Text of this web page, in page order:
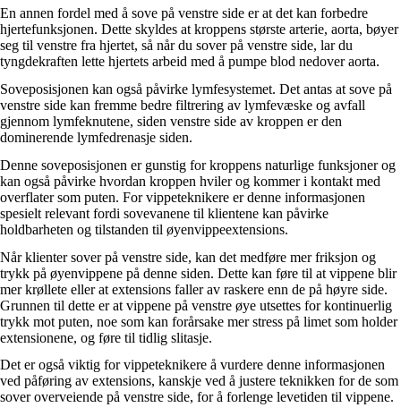
En annen fordel med å sove på venstre side er at det kan forbedre
hjertefunksjonen. Dette skyldes at kroppens største arterie, aorta, bøyer
seg til venstre fra hjertet, så når du sover på venstre side, lar du
tyngdekraften lette hjertets arbeid med å pumpe blod nedover aorta.
Soveposisjonen kan også påvirke lymfesystemet. Det antas at sove på
venstre side kan fremme bedre filtrering av lymfevæske og avfall
gjennom lymfeknutene, siden venstre side av kroppen er den
dominerende lymfedrenasje siden.
Denne soveposisjonen er gunstig for kroppens naturlige funksjoner og
kan også påvirke hvordan kroppen hviler og kommer i kontakt med
overflater som puten. For vippeteknikere er denne informasjonen
spesielt relevant fordi sovevanene til klientene kan påvirke
holdbarheten og tilstanden til øyenvippeextensions.
Når klienter sover på venstre side, kan det medføre mer friksjon og
trykk på øyenvippene på denne siden. Dette kan føre til at vippene blir
mer krøllete eller at extensions faller av raskere enn de på høyre side.
Grunnen til dette er at vippene på venstre øye utsettes for kontinuerlig
trykk mot puten, noe som kan forårsake mer stress på limet som holder
extensionene, og føre til tidlig slitasje.
Det er også viktig for vippeteknikere å vurdere denne informasjonen
ved påføring av extensions, kanskje ved å justere teknikken for de som
sover overveiende på venstre side, for å forlenge levetiden til vippene.